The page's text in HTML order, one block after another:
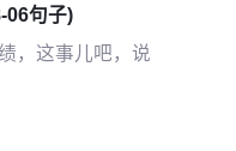
06句子)
，这事儿吧，说